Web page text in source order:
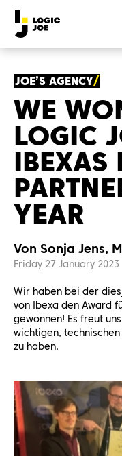
JOE’S AGENCY
WE
LOGIC
IBEXAS
YEAR
Von Sonja Jens,
Friday 27 January 2023
Wir haben bei der
von Ibexa den Award
gewonnen! Es freut
wichtigen,
zu haben.